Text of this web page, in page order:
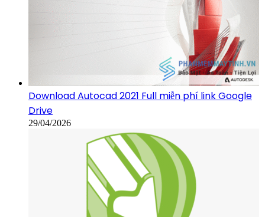
Download Autocad 2021 Full miễn phí link Google
Drive
29/04/2026